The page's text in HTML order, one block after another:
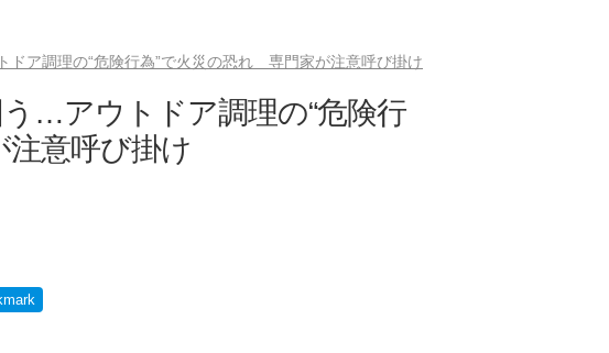
ア調理の“危険行為”で火災の恐れ 専門家が注意呼び掛け
…アウトドア調理の“危険行
意呼び掛け